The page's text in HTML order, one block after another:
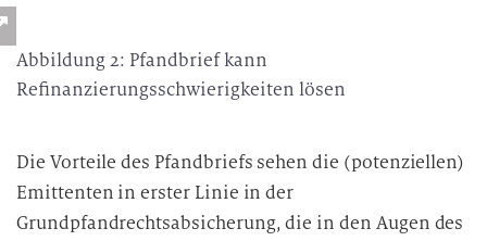
Abbildung 2: Pfandbrief kann
Refinanzierungsschwierigkeiten lösen
Die Vorteile des Pfandbriefs sehen die (potenziellen)
Emittenten in erster Linie in der
Grundpfandrechtsabsicherung, die in den Augen des